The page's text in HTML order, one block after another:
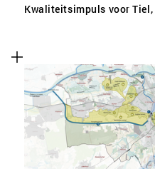
Kwaliteitsimpuls voor